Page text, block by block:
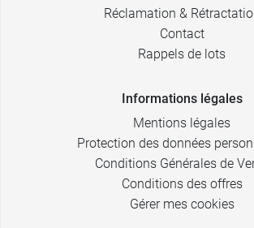
Réclamation &
Contact
Rappels de lots
Informations légales
Mentions légales
Protection des données
Conditions Générales de
Conditions des offres
Gérer mes cookies